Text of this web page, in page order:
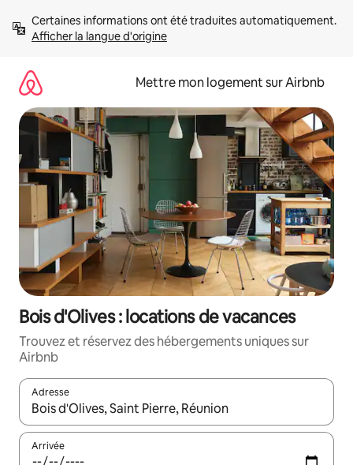
directement
Afficher la langue d'origine
Mettre mon logement sur Airbnb
Bois d'Olives : locations de vacances
Trouvez et réservez des hébergements uniques sur
Airbnb
Adresse
Lorsque les résultats s'affichent, utilisez les flèches vers le
Arrivée